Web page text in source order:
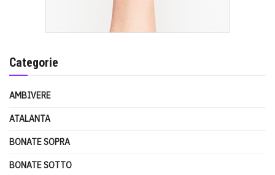
Categorie
AMBIVERE
ATALANTA
BONATE SOPRA
BONATE SOTTO